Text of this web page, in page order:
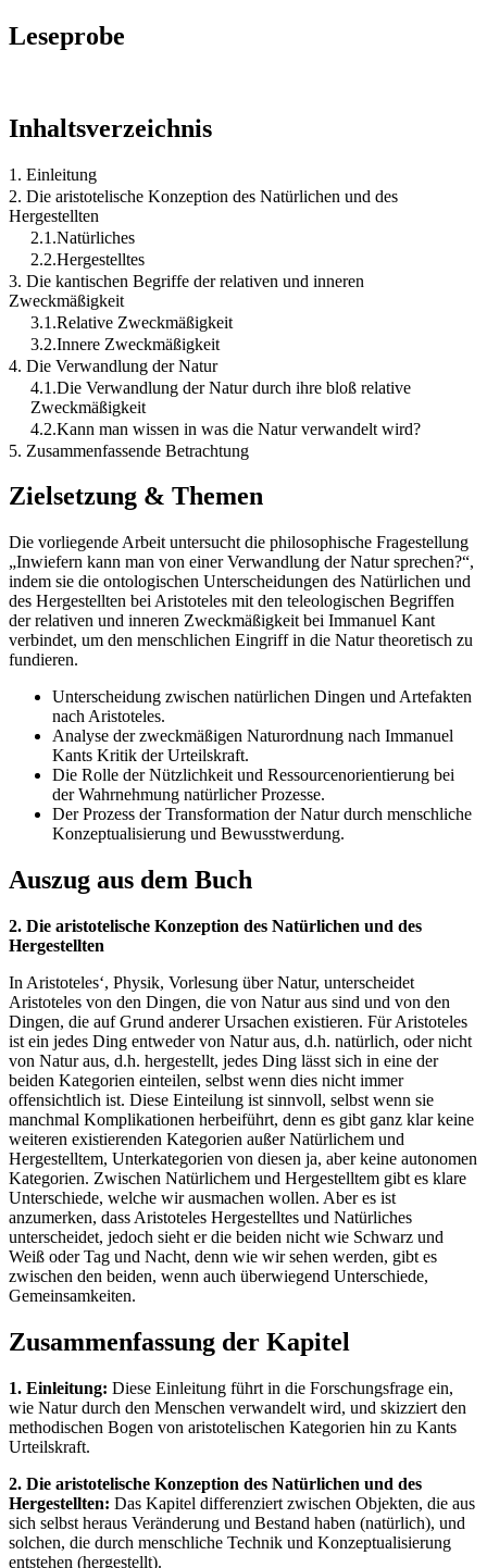
Leseprobe
Inhaltsverzeichnis
1. Einleitung
2. Die aristotelische Konzeption des Natürlichen und des
Hergestellten
2.1.Natürliches
2.2.Hergestelltes
3. Die kantischen Begriffe der relativen und inneren
Zweckmäßigkeit
3.1.Relative Zweckmäßigkeit
3.2.Innere Zweckmäßigkeit
4. Die Verwandlung der Natur
4.1.Die Verwandlung der Natur durch ihre bloß relative
Zweckmäßigkeit
4.2.Kann man wissen in was die Natur verwandelt wird?
5. Zusammenfassende Betrachtung
Zielsetzung & Themen
Die vorliegende Arbeit untersucht die philosophische Fragestellung
„Inwiefern kann man von einer Verwandlung der Natur sprechen?“,
indem sie die ontologischen Unterscheidungen des Natürlichen und
des Hergestellten bei Aristoteles mit den teleologischen Begriffen
der relativen und inneren Zweckmäßigkeit bei Immanuel Kant
verbindet, um den menschlichen Eingriff in die Natur theoretisch zu
fundieren.
Unterscheidung zwischen natürlichen Dingen und Artefakten
nach Aristoteles.
Analyse der zweckmäßigen Naturordnung nach Immanuel
Kants Kritik der Urteilskraft.
Die Rolle der Nützlichkeit und Ressourcenorientierung bei
der Wahrnehmung natürlicher Prozesse.
Der Prozess der Transformation der Natur durch menschliche
Konzeptualisierung und Bewusstwerdung.
Auszug aus dem Buch
2. Die aristotelische Konzeption des Natürlichen und des
Hergestellten
In Aristoteles‘, Physik, Vorlesung über Natur, unterscheidet
Aristoteles von den Dingen, die von Natur aus sind und von den
Dingen, die auf Grund anderer Ursachen existieren. Für Aristoteles
ist ein jedes Ding entweder von Natur aus, d.h. natürlich, oder nicht
von Natur aus, d.h. hergestellt, jedes Ding lässt sich in eine der
beiden Kategorien einteilen, selbst wenn dies nicht immer
offensichtlich ist. Diese Einteilung ist sinnvoll, selbst wenn sie
manchmal Komplikationen herbeiführt, denn es gibt ganz klar keine
weiteren existierenden Kategorien außer Natürlichem und
Hergestelltem, Unterkategorien von diesen ja, aber keine autonomen
Kategorien. Zwischen Natürlichem und Hergestelltem gibt es klare
Unterschiede, welche wir ausmachen wollen. Aber es ist
anzumerken, dass Aristoteles Hergestelltes und Natürliches
unterscheidet, jedoch sieht er die beiden nicht wie Schwarz und
Weiß oder Tag und Nacht, denn wie wir sehen werden, gibt es
zwischen den beiden, wenn auch überwiegend Unterschiede,
Gemeinsamkeiten.
Zusammenfassung der Kapitel
1. Einleitung: Diese Einleitung führt in die Forschungsfrage ein,
wie Natur durch den Menschen verwandelt wird, und skizziert den
methodischen Bogen von aristotelischen Kategorien hin zu Kants
Urteilskraft.
2. Die aristotelische Konzeption des Natürlichen und des
Hergestellten: Das Kapitel differenziert zwischen Objekten, die aus
sich selbst heraus Veränderung und Bestand haben (natürlich), und
solchen, die durch menschliche Technik und Konzeptualisierung
entstehen (hergestellt).